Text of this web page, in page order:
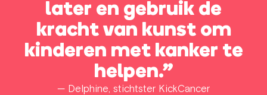
later en gebruik de
kracht van kunst om
kinderen met kanker te
helpen.”
— Delphine, stichtster KickCancer